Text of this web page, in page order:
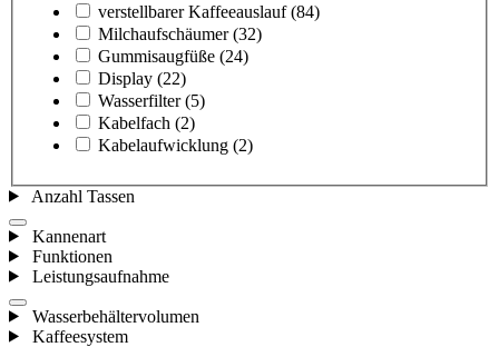
verstellbarer Kaffeeauslauf (84)
Milchaufschäumer (32)
Gummisaugfüße (24)
Display (22)
Wasserfilter (5)
Kabelfach (2)
Kabelaufwicklung (2)
Anzahl Tassen
Kannenart
Funktionen
Leistungsaufnahme
Wasserbehältervolumen
Kaffeesystem